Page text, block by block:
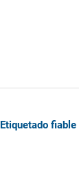
Etiquetado